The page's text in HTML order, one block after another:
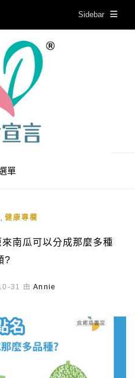
Sidebar
單
健康專欄
南瓜可以分成那麼多種
?
31 由 Annie